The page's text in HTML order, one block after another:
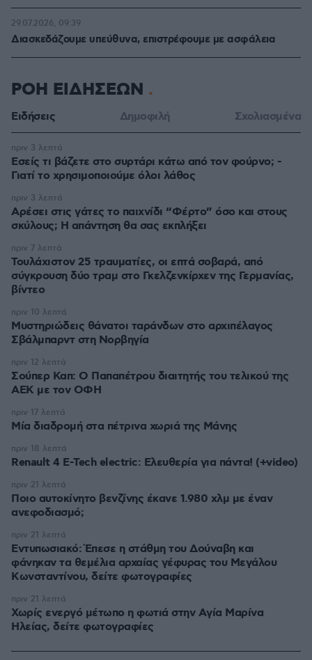
Διασκεδάζουμε υπεύθυνα, επιστρέφουμε με ασφάλεια
29.07.2026, 09:39
ΡΟΗ ΕΙΔΗΣΕΩΝ
Ειδήσεις Δημοφιλή Σχολιασμένα
Εσείς τι βάζετε στο συρτάρι κάτω από τον φούρνο; -
Γιατί το χρησιμοποιούμε όλοι λάθος
πριν 3 λεπτά
Αρέσει στις γάτες το παιχνίδι “Φέρτο” όσο και στους
σκύλους; Η απάντηση θα σας εκπλήξει
πριν 3 λεπτά
Τουλάχιστον 25 τραυματίες, οι επτά σοβαρά, από
σύγκρουση δύο τραμ στο Γκελζενκίρχεν της Γερμανίας,
βίντεο
πριν 7 λεπτά
Μυστηριώδεις θάνατοι ταράνδων στο αρχιπέλαγος
Σβάλμπαρντ στη Νορβηγία
πριν 10 λεπτά
Σούπερ Καπ: Ο Παπαπέτρου διαιτητής του τελικού της
ΑΕΚ με τον ΟΦΗ
πριν 12 λεπτά
Μία διαδρομή στα πέτρινα χωριά της Μάνης
πριν 17 λεπτά
Renault 4 E-Tech electric: Ελευθερία για πάντα! (+video)
πριν 18 λεπτά
Ποιο αυτοκίνητο βενζίνης έκανε 1.980 χλμ με έναν
ανεφοδιασμό;
πριν 21 λεπτά
Εντυπωσιακό: Έπεσε η στάθμη του Δούναβη και
φάνηκαν τα θεμέλια αρχαίας γέφυρας του Μεγάλου
Κωνσταντίνου, δείτε φωτογραφίες
πριν 21 λεπτά
Χωρίς ενεργό μέτωπο η φωτιά στην Aγία Μαρίνα
Ηλείας, δείτε φωτογραφίες
πριν 21 λεπτά